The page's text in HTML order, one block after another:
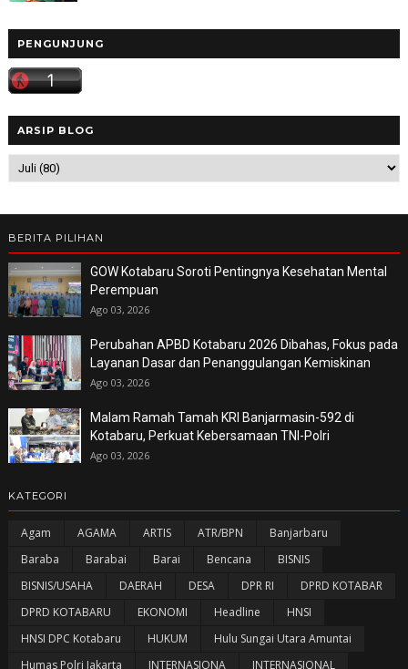
PENGUNJUNG
ARSIP BLOG
BERITA PILIHAN
GOW Kotabaru Soroti Pentingnya Kesehatan Mental
Perempuan
Ago 03, 2026
Perubahan APBD Kotabaru 2026 Dibahas, Fokus pada
Layanan Dasar dan Penanggulangan Kemiskinan
Ago 03, 2026
Malam Ramah Tamah KRI Banjarmasin-592 di
Kotabaru, Perkuat Kebersamaan TNI-Polri
Ago 03, 2026
KATEGORI
Agam AGAMA ARTIS ATR/BPN
Banjarbaru
Baraba
Barabai Barai Bencana
BISNIS
BISNIS/USAHA
DAERAH DESA DPR RI
DPRD KOTABAR
DPRD KOTABARU
EKONOMI Headline
HNSI
HNSI DPC Kotabaru
HUKUM
Hulu Sungai Utara Amuntai
Humas Polri Jakarta
INTERNASIONA
INTERNASIONAL